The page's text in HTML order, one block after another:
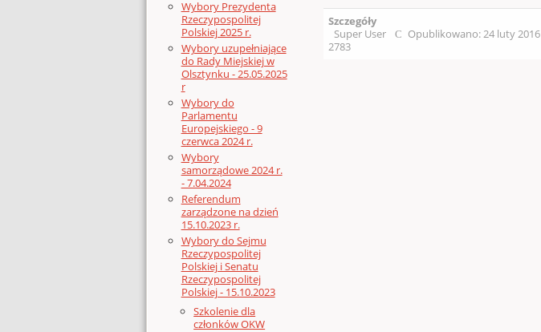
Wybory Prezydenta
Rzeczypospolitej
Polskiej 2025 r.
Wybory uzupełniające
do Rady Miejskiej w
Olsztynku - 25.05.2025
r
Wybory do
Parlamentu
Europejskiego - 9
czerwca 2024 r.
Wybory
samorządowe 2024 r.
- 7.04.2024
Referendum
zarządzone na dzień
15.10.2023 r.
Wybory do Sejmu
Rzeczypospolitej
Polskiej i Senatu
Rzeczypospolitej
Polskiej - 15.10.2023
Szkolenie dla
członków OKW
Szczegóły
Super User
Opublikowano: 24 luty 2016
2783